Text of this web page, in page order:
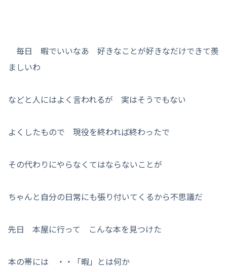
毎日 暇でいいなあ 好きなことが好きなだけできて羨
ましいわ
などと人にはよく言われるが 実はそうでもない
よくしたもので 現役を終われば終わったで
その代わりにやらなくてはならないことが
ちゃんと自分の日常にも張り付いてくるから不思議だ
先日 本屋に行って こんな本を見つけた
本の帯には ・・「暇」とは何か